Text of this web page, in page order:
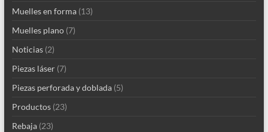
Muelles en forma(13)
Muelles plano(7)
Noticias(2)
Piezas láser(7)
Piezas perforada y doblada(5)
Productos(23)
Rebaja(23)